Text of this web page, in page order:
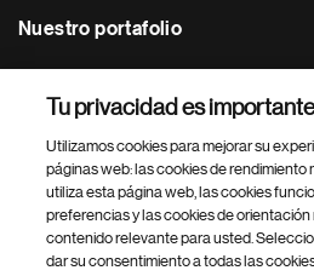
Nuestro portafolio
Footer Site Search
Tu privacidad es
Utilizamos cookies para mejorar su
páginas web: las cookies de rendimiento
utiliza esta página web, las cookies
preferencias y las cookies de
contenido relevante para usted.
dar su consentimiento a todas las